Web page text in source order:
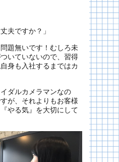
夫ですか？」
題無いです！むしろ未
いていないので、習得
身も入社するまではカ
ダルカメラマンなの
が、それよりもお客様
やる気』を大切にして